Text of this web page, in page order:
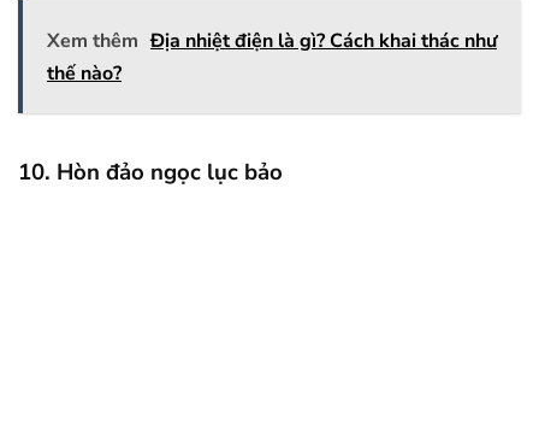
Xem thêm Địa nhiệt điện là gì? Cách khai thác như
thế nào?
10. Hòn đảo ngọc lục bảo